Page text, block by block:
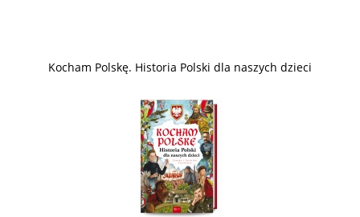
Kocham Polskę. Historia Polski dla naszych dzieci